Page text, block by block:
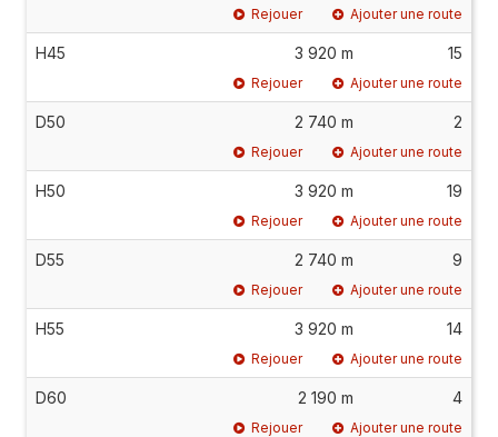
Rejouer Ajouter une route
H45 3 920 m 15
Rejouer Ajouter une route
D50 2 740 m 2
Rejouer Ajouter une route
H50 3 920 m 19
Rejouer Ajouter une route
D55 2 740 m 9
Rejouer Ajouter une route
H55 3 920 m 14
Rejouer Ajouter une route
D60 2 190 m 4
Rejouer Ajouter une route